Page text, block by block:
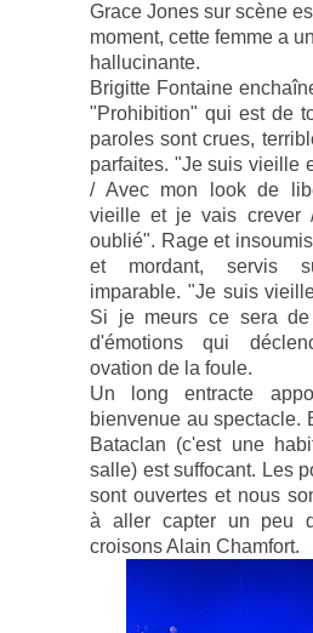
Grace Jones sur scène
moment, cette femme a
hallucinante.
Brigitte Fontaine
"Prohibition" qui est de
paroles sont crues,
parfaites. "Je suis vieille
/ Avec mon look de
vieille et je vais crever
oublié". Rage et
et mordant, servis
imparable. "Je suis
Si je meurs ce sera de
d'émotions qui
ovation de la foule.
Un long entracte
bienvenue au spectacle.
Bataclan (c'est une
salle) est suffocant. Les
sont ouvertes et nous
à aller capter un peu
croisons Alain Chamfort.